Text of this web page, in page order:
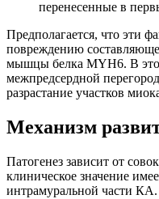
перенесенные в
Предполагается, что эти
повреждению
мышцы белка MYH6. В
межпредсердной
разрастание участков
Механизм
Патогенез зависит от
клиническое значение
интрамуральной части КА.